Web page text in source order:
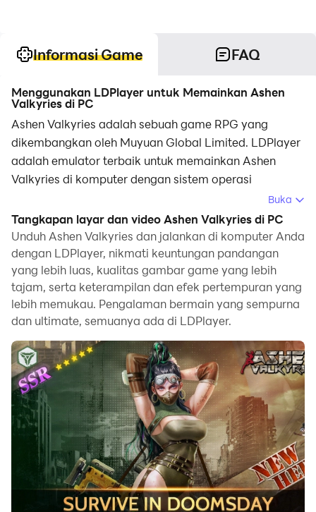
Informasi Game FAQ
Menggunakan LDPlayer untuk Memainkan Ashen
Valkyries di PC
Ashen Valkyries adalah sebuah game RPG yang
dikembangkan oleh Muyuan Global Limited. LDPlayer
adalah emulator terbaik untuk memainkan Ashen
Valkyries di komputer dengan sistem operasi
Windows. Emulator ini dapat memberikan fitur-fitur
yang kuat untuk membantu Anda mendapatkan
pengalaman bermain game yang mendalam dalam
game Ashen Valkyries.
Keuntungan Menggunakan LDPlayer untuk
Memainkan Ashen Valkyries di PC.Multi-Instance dan
Synchronizer sangat berguna untuk undian
menyalin beberapa emulator dan memulai proses
sinkronisasi.Ikat akun Anda sampai Anda
mendapatkan hero yang Anda suka.
Selain itu, perekam Makro adalah pilihan yang sangat
baik untuk game yang mengharuskan Anda naik level
dan menyelesaikan tugas.Jalankan sinkronisasi dan
catat operasinya, lalu ulangi tindakan instance master
secara real-time.Dengan melakukan ini, Anda dapat
Buka
Tangkapan layar dan video Ashen Valkyries di PC
Unduh Ashen Valkyries dan jalankan di komputer Anda
dengan LDPlayer, nikmati keuntungan pandangan
yang lebih luas, kualitas gambar game yang lebih
tajam, serta keterampilan dan efek pertempuran yang
lebih memukau. Pengalaman bermain yang sempurna
dan ultimate, semuanya ada di LDPlayer.